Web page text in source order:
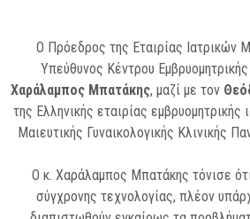
Ο Πρόεδρος της Εταιρίας Ιατρικών
Υπεύθυνος Κέντρου Εμβρυομητρικής
Χαράλαμπος Μπατάκης, μαζί με τον
της Ελληνικής εταιρίας εμβρυομητρικής
Μαιευτικής Γυναικολογικής Κλινικής
Ο κ. Χαράλαμπος Μπατάκης τόνισε
σύγχρονης τεχνολογίας, πλέον